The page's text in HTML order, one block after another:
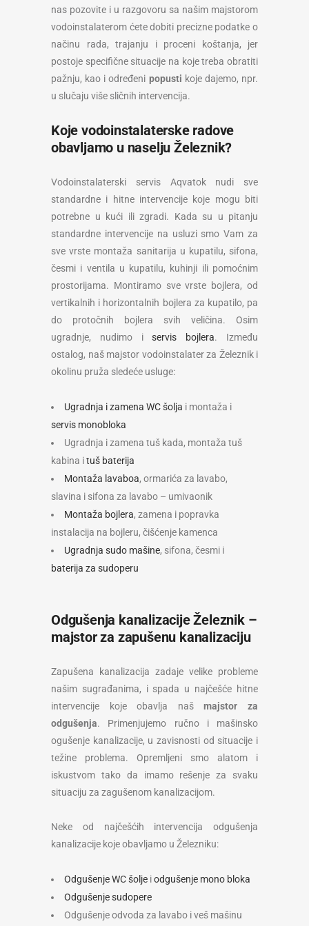
nas pozovite i u razgovoru sa našim majstorom
vodoinstalaterom ćete dobiti precizne podatke o
načinu rada, trajanju i proceni koštanja, jer
postoje specifične situacije na koje treba obratiti
pažnju, kao i određeni popusti koje dajemo, npr.
u slučaju više sličnih intervencija.
Koje vodoinstalaterske radove
obavljamo u naselju Železnik?
Vodoinstalaterski servis Aqvatok nudi sve
standardne i hitne intervencije koje mogu biti
potrebne u kući ili zgradi. Kada su u pitanju
standardne intervencije na usluzi smo Vam za
sve vrste montaža sanitarija u kupatilu, sifona,
česmi i ventila u kupatilu, kuhinji ili pomoćnim
prostorijama. Montiramo sve vrste bojlera, od
vertikalnih i horizontalnih bojlera za kupatilo, pa
do protočnih bojlera svih veličina. Osim
ugradnje, nudimo iservis bojlera. Između
ostalog, naš majstor vodoinstalater za Železnik i
okolinu pruža sledeće usluge:
Ugradnja i zamena WC šolja i montaža i
servis monobloka
Ugradnja i zamena tuš kada, montaža tuš
kabina ituš baterija
Montaža lavaboa, ormarića za lavabo,
slavina i sifona za lavabo – umivaonik
Montaža bojlera, zamena i popravka
instalacija na bojleru, čišćenje kamenca
Ugradnja sudo mašine, sifona, česmi i
baterija za sudoperu
Odgušenja kanalizacije Železnik –
majstor za zapušenu kanalizaciju
Zapušena kanalizacija zadaje velike probleme
našim sugrađanima, i spada u najčešće hitne
intervencije koje obavlja našmajstor za
odgušenja. Primenjujemo ručno i mašinsko
ogušenje kanalizacije, u zavisnosti od situacije i
težine problema. Opremljeni smo alatom i
iskustvom tako da imamo rešenje za svaku
situaciju za zagušenom kanalizacijom.
Neke od najčešćih intervencija odgušenja
kanalizacije koje obavljamo u Železniku:
Odgušenje WC šolje iodgušenje mono bloka
Odgušenje sudopere
Odgušenje odvoda za lavabo i veš mašinu